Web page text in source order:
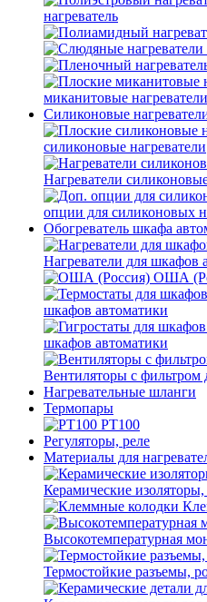
нагреватель
миканитовые нагреватели
Силиконовые
силиконовые нагреватели
Нагреватели
опции для силиконовых
Обогреватель шкафа
Нагреватели для шкафов
ОША
шкафов автоматики
шкафов автоматики
Вентиляторы с фильтром
Нагревательные шланги
Термопары
PT100
Регуляторы, реле
Материалы для
Керамические
Высокотемпературная
Термостойкие разъемы,